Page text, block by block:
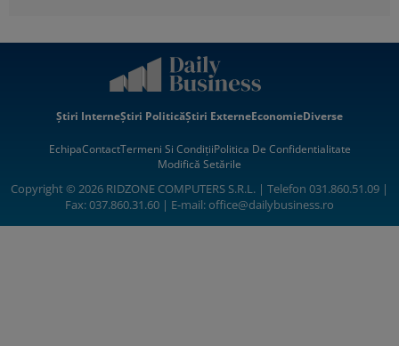
Știri InterneȘtiri PoliticăȘtiri ExterneEconomieDiverse
EchipaContactTermeni Si CondițiiPolitica De Confidentialitate
Modifică Setările
Copyright © 2026 RIDZONE COMPUTERS S.R.L. | Telefon 031.860.51.09 |
Fax: 037.860.31.60 | E-mail:office@dailybusiness.ro